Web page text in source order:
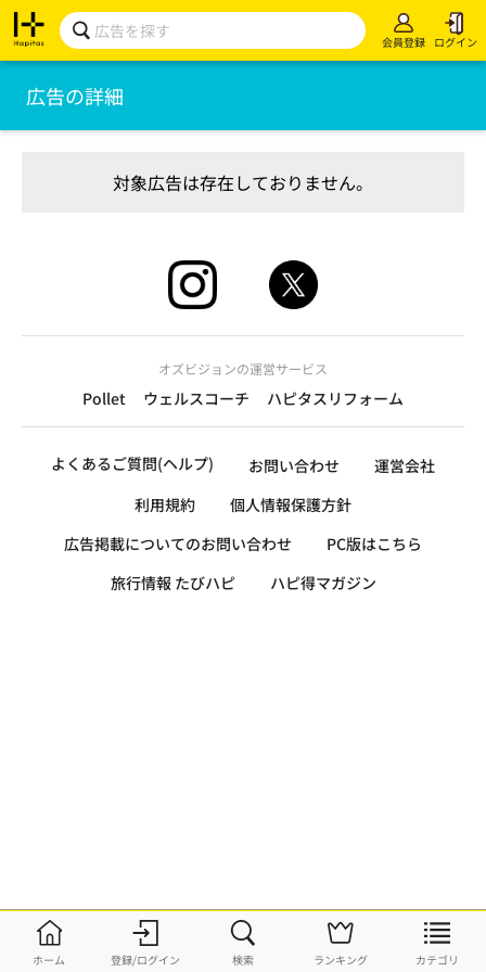
会員登録 ログイン
ホーム 登録/ログイン 検索 ランキング カテゴリ
広告の詳細
対象広告は存在しておりません。
オズビジョンの運営サービス
Pollet ウェルスコーチ ハピタスリフォーム
よくあるご質問(ヘルプ) お問い合わせ
運営会社
利用規約
個人情報保護方針
広告掲載についてのお問い合わせ
PC版はこちら
旅行情報 たびハピ
ハピ得マガジン